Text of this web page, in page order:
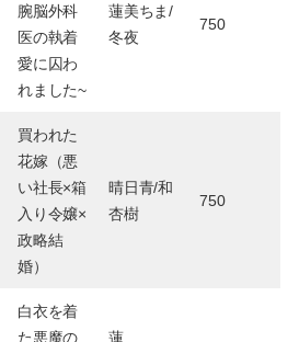
腕脳外科
医の執着
愛に囚わ
れました~
蓮美ちま/
冬夜
750
買われた
花嫁（悪
い社長×箱
入り令嬢×
政略結
婚）
晴日青/和
杏樹
750
白衣を着
た悪魔の
蓮